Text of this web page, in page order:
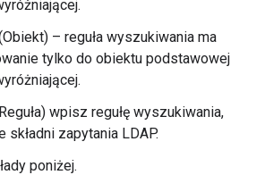
– reguła wyszukiwania ma
tylko do obiektu podstawowej
wpisz regułę wyszukiwania,
zapytania LDAP.
poniżej.